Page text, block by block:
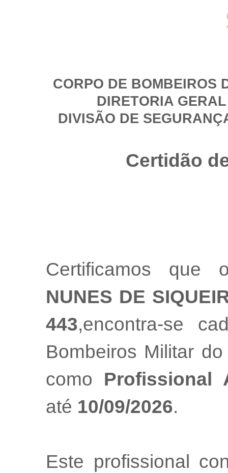
CORPO DE BOMBEIROS
DIRETORIA
DIVISÃO DE
Certidão
Certificamos que
NUNES DE
443,encontra-se
Bombeiros Militar
como Profissional
até 10/09/2026.
Este profissional